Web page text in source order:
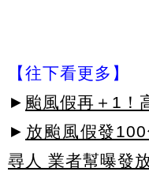
【往下看更多】
► 颱風假再＋1！
► 放颱風假發
尋人 業者幫曝發